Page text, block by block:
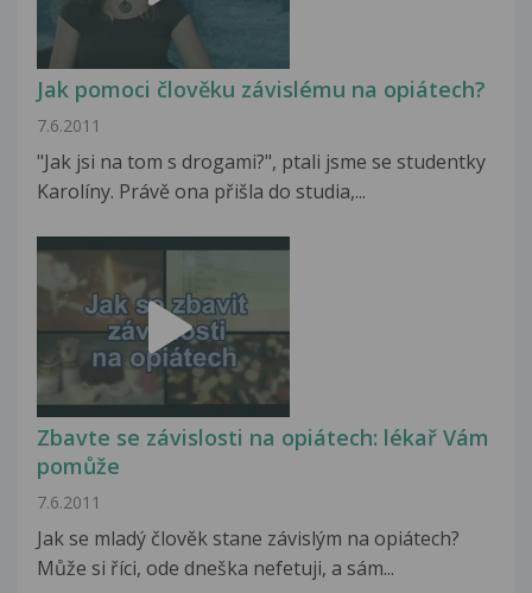
Jak pomoci člověku závislému na opiátech?
7.6.2011
"Jak jsi na tom s drogami?", ptali jsme se studentky
Karolíny. Právě ona přišla do studia,...
Zbavte se závislosti na opiátech: lékař Vám
pomůže
7.6.2011
Jak se mladý člověk stane závislým na opiátech?
Může si říci, ode dneška nefetuji, a sám...